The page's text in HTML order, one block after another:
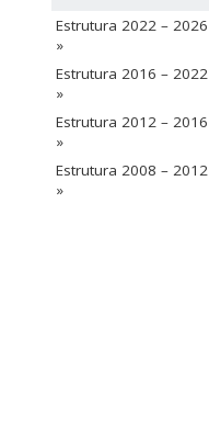
Estrutura 2022 – 2026
»
Estrutura 2016 – 2022
»
Estrutura 2012 – 2016
»
Estrutura 2008 – 2012
»